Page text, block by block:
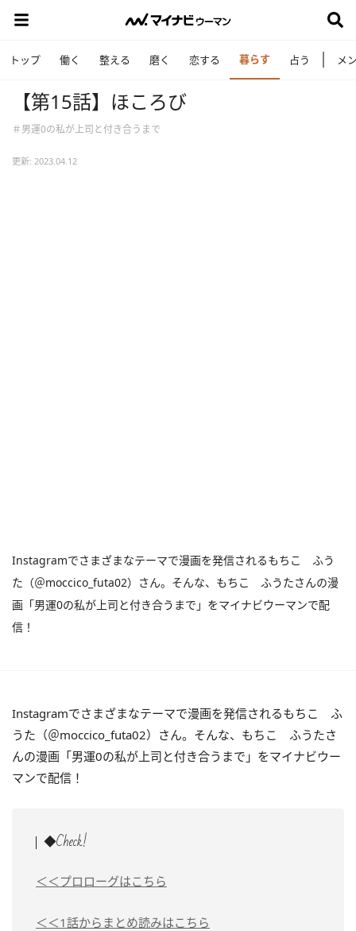
トップ 働く 整える 磨く 恋する 暮らす 占う メ
【第15話】ほころび
＃男運0の私が上司と付き合うまで
更新: 2023.04.12
Instagramでさまざまなテーマで漫画を発信されるもちこ ふう
た（＠moccico_futa02）さん。そんな、もちこ ふうたさんの漫
画「男運0の私が上司と付き合うまで」をマイナビウーマンで配
信！
Instagramでさまざまなテーマで漫画を発信されるもちこ ふ
うた（＠moccico_futa02）さん。そんな、もちこ ふうたさ
んの漫画「男運0の私が上司と付き合うまで」をマイナビウー
マンで配信！
◆Check!
＜＜プロローグはこちら
＜＜1話からまとめ読みはこちら